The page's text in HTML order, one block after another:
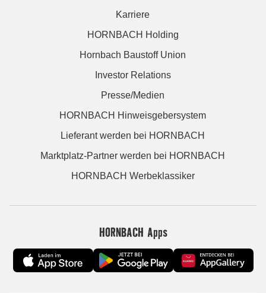
Karriere
HORNBACH Holding
Hornbach Baustoff Union
Investor Relations
Presse/Medien
HORNBACH Hinweisgebersystem
Lieferant werden bei HORNBACH
Marktplatz-Partner werden bei HORNBACH
HORNBACH Werbeklassiker
HORNBACH Apps